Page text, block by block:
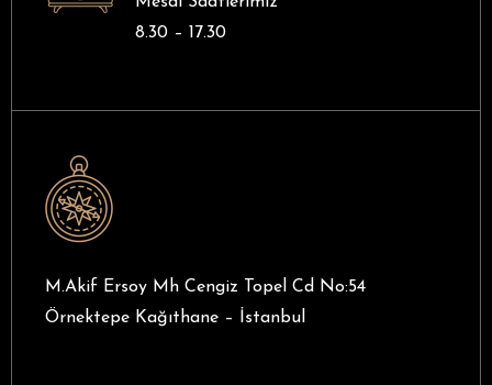
8.30 – 17.30
M.Akif Ersoy Mh Cengiz Topel Cd No:54
Örnektepe Kağıthane – İstanbul